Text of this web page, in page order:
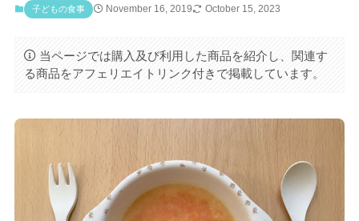
子どもの食事 November 16, 2019 October 15, 2023
当ページでは購入及び利用した商品を紹介し、関連す
る商品をアフェリエイトリンク付きで掲載しています。